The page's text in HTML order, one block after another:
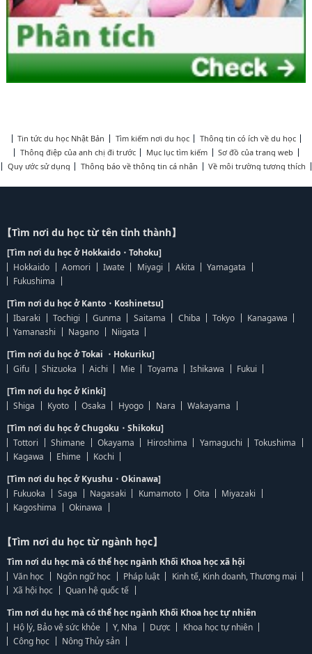
Tin tức du học Nhật Bản Tìm kiếm nơi du học
Thông tin có ích về du học
Thông điệp của anh chị đi trước
Mục lục tìm kiếm
Sơ đồ của trang web
Quy ước sử dụng
Thông báo về thông tin cá nhân Về môi trường tương thích
【Tìm nơi du học từ tên tỉnh thành】
[Tìm nơi du học ở Hokkaido・Tohoku]
Hokkaido
Aomori Iwate Miyagi Akita
Yamagata
Fukushima
[Tìm nơi du học ở Kanto・Koshinetsu]
Ibaraki
Tochigi Gunma Saitama Chiba Tokyo
Kanagawa
Yamanashi
Nagano
Niigata
[Tìm nơi du học ở Tokai ・Hokuriku]
Gifu
Shizuoka Aichi Mie Toyama Ishikawa
Fukui
[Tìm nơi du học ở Kinki]
Shiga
Kyoto Osaka Hyogo Nara
Wakayama
[Tìm nơi du học ở Chugoku・Shikoku]
Tottori
Shimane Okayama Hiroshima Yamaguchi
Tokushima
Kagawa
Ehime
Kochi
[Tìm nơi du học ở Kyushu・Okinawa]
Fukuoka
Saga Nagasaki Kumamoto Oita
Miyazaki
Kagoshima
Okinawa
【Tìm nơi du học từ ngành học】
Tìm nơi du học mà có thể học ngành Khối Khoa học xã hội
Văn học
Ngôn ngữ học Pháp luật
Kinh tế, Kinh doanh, Thương mại
Xã hội học
Quan hệ quốc tế
Tìm nơi du học mà có thể học ngành Khối Khoa học tự nhiên
Hộ lý, Bảo vệ sức khỏe
Y, Nha Dược
Khoa học tự nhiên
Công học
Nông Thủy sản